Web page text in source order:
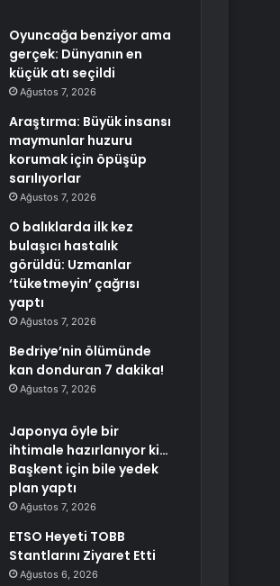
Oyuncağa benziyor ama
gerçek: Dünyanın en
küçük atı seçildi
Ağustos 7, 2026
Araştırma: Büyük insansı
maymunlar huzuru
korumak için öpüşüp
sarılıyorlar
Ağustos 7, 2026
O balıklarda ilk kez
bulaşıcı hastalık
görüldü: Uzmanlar
‘tüketmeyin’ çağrısı
yaptı
Ağustos 7, 2026
Bedriye’nin ölümünde
kan donduran 7 dakika!
Ağustos 7, 2026
Japonya öyle bir
ihtimale hazırlanıyor ki…
Başkent için bile yedek
plan yaptı
Ağustos 7, 2026
ETSO Heyeti TOBB
Stantlarını Ziyaret Etti
Ağustos 6, 2026